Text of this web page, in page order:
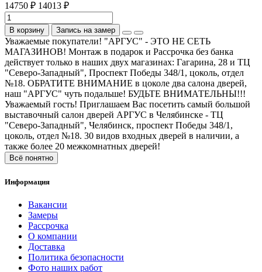
14750 ₽ 14013 ₽
В корзину Запись на замер
Уважаемые покупатели! "АРГУС" - ЭТО НЕ СЕТЬ
МАГАЗИНОВ! Монтаж в подарок и Рассрочка без банка
действует только в наших двух магазинах: Гагарина, 28 и ТЦ
"Северо-Западный", Проспект Победы 348/1, цоколь, отдел
№18. ОБРАТИТЕ ВНИМАНИЕ в цоколе два салона дверей,
наш "АРГУС" чуть подальше! БУДЬТЕ ВНИМАТЕЛЬНЫ!!!
Уважаемый гость! Приглашаем Вас посетить самый большой
выставочный салон дверей АРГУС в Челябинске - ТЦ
"Северо-Западный", Челябинск, проспект Победы 348/1,
цоколь, отдел №18. 30 видов входных дверей в наличии, а
также более 20 межкомнатных дверей!
Всё понятно
Информация
Вакансии
Замеры
Рассрочка
О компании
Доставка
Политика безопасности
Фото наших работ